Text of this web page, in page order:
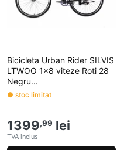
Bicicleta Urban Rider SILVIS
LTWOO 1x8 viteze Roti 28
Negru...
● stoc limitat
1399,99 lei
TVA inclus